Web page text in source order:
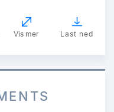
Vis mer Last ned